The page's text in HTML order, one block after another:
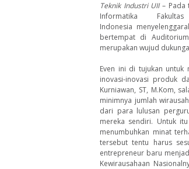
Teknik Industri UII– Pada
Informatika
Indonesia
bertempat di
merupakan wujud
Even ini di tujukan untuk
inovasi-inovasi produk
Kurniawan, ST, M.Kom,
minimnya jumlah
dari para lulusan
mereka sendiri. Untuk
menumbuhkan minat
tersebut tentu harus
entrepreneur baru
Kewirausahaan